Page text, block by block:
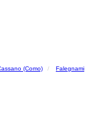
(Como)
Falegnami